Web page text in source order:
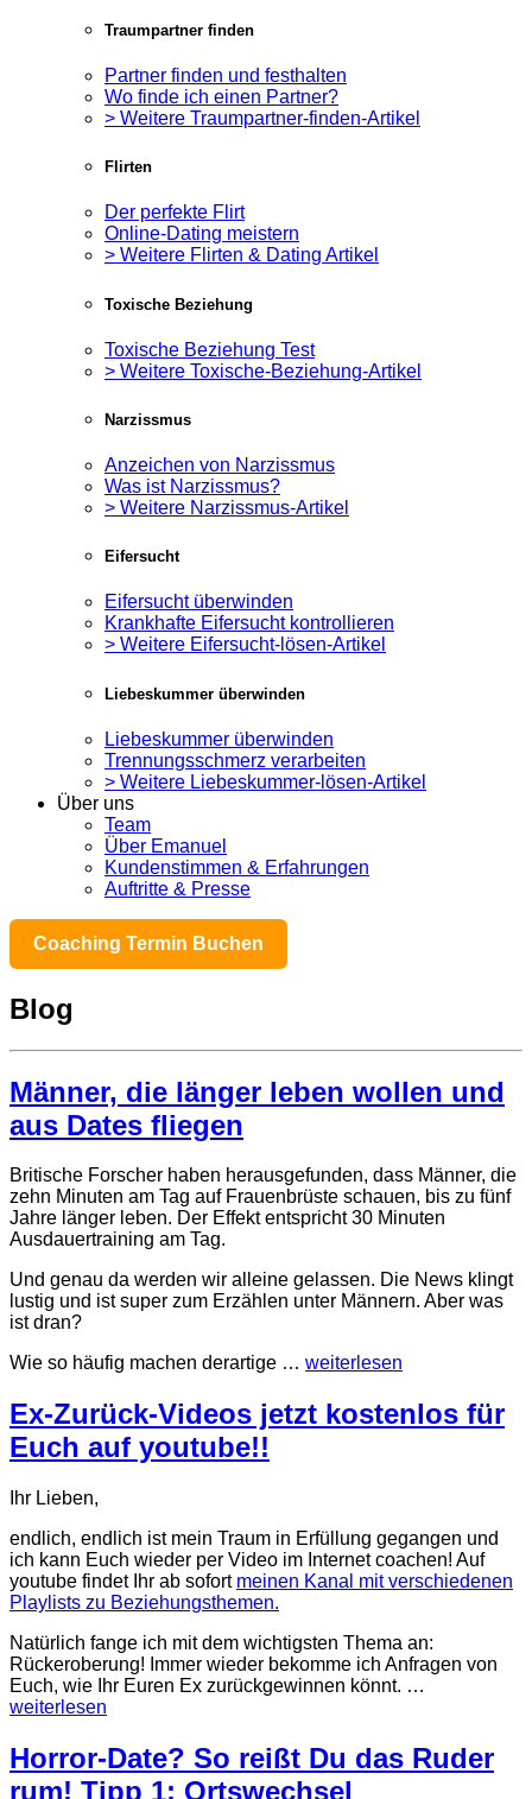
Traumpartner finden
Partner finden und festhalten
Wo finde ich einen Partner?
> Weitere Traumpartner-finden-Artikel
Flirten
Der perfekte Flirt
Online-Dating meistern
> Weitere Flirten & Dating Artikel
Toxische Beziehung
Toxische Beziehung Test
> Weitere Toxische-Beziehung-Artikel
Narzissmus
Anzeichen von Narzissmus
Was ist Narzissmus?
> Weitere Narzissmus-Artikel
Eifersucht
Eifersucht überwinden
Krankhafte Eifersucht kontrollieren
> Weitere Eifersucht-lösen-Artikel
Liebeskummer überwinden
Liebeskummer überwinden
Trennungsschmerz verarbeiten
> Weitere Liebeskummer-lösen-Artikel
Über uns
Team
Über Emanuel
Kundenstimmen & Erfahrungen
Auftritte & Presse
Coaching Termin Buchen
Blog
Männer, die länger leben wollen und
aus Dates fliegen
Britische Forscher haben herausgefunden, dass Männer, die
zehn Minuten am Tag auf Frauenbrüste schauen, bis zu fünf
Jahre länger leben. Der Effekt entspricht 30 Minuten
Ausdauertraining am Tag.
Und genau da werden wir alleine gelassen. Die News klingt
lustig und ist super zum Erzählen unter Männern. Aber was
ist dran?
Wie so häufig machen derartige … weiterlesen
Ex-Zurück-Videos jetzt kostenlos für
Euch auf youtube!!
Ihr Lieben,
endlich, endlich ist mein Traum in Erfüllung gegangen und
ich kann Euch wieder per Video im Internet coachen! Auf
youtube findet Ihr ab sofort meinen Kanal mit verschiedenen
Playlists zu Beziehungsthemen.
Natürlich fange ich mit dem wichtigsten Thema an:
Rückeroberung! Immer wieder bekomme ich Anfragen von
Euch, wie Ihr Euren Ex zurückgewinnen könnt. …
weiterlesen
Horror-Date? So reißt Du das Ruder
rum! Tipp 1: Ortswechsel